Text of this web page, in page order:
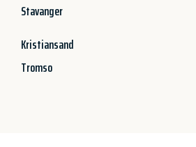
Stavanger
Kristiansand
Tromso